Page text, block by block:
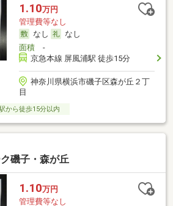
1.10万円
管理費等なし
なし
なし
面積-
京急本線 屏風浦駅 徒歩15分
神奈川県横浜市磯子区森が丘２丁
目
から徒歩15分以内
磯子・森が丘
1.10万円
管理費等なし